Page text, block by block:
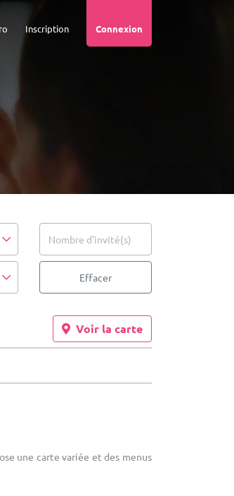
Connexion
Inscription
Nombre d'invité(s)
Effacer
Voir la carte
une carte variée et des menus